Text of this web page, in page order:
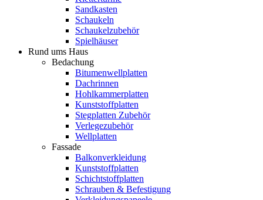
Sandkasten
Schaukeln
Schaukelzubehör
Spielhäuser
Rund ums Haus
Bedachung
Bitumenwellplatten
Dachrinnen
Hohlkammerplatten
Kunststoffplatten
Stegplatten Zubehör
Verlegezubehör
Wellplatten
Fassade
Balkonverkleidung
Kunststoffplatten
Schichtstoffplatten
Schrauben & Befestigung